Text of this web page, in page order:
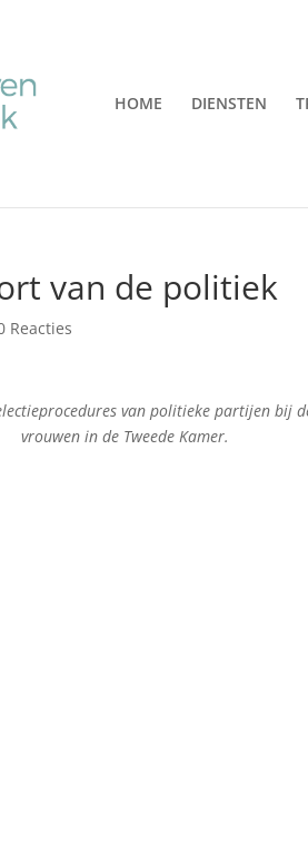
HOME DIENSTEN
van de politiek
Reacties
van politieke partijen bij
vrouwen in de Tweede Kamer.